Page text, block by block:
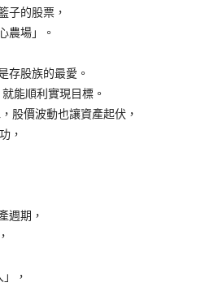
的股票，
場」。
股族的最愛。
能順利實現目標。
價波動也讓資產起伏，
，
週期，
，